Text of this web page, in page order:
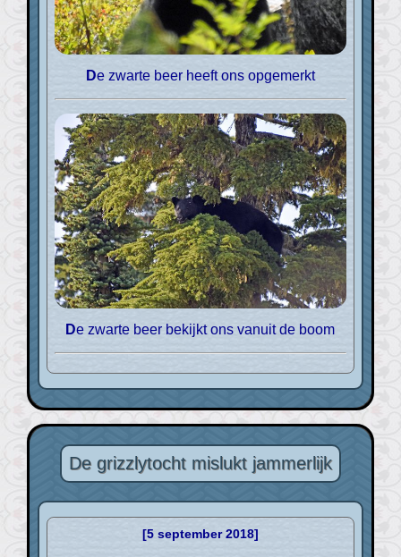
De zwarte beer heeft ons opgemerkt
De zwarte beer bekijkt ons vanuit de boom
De grizzlytocht mislukt jammerlijk
[5 september 2018]